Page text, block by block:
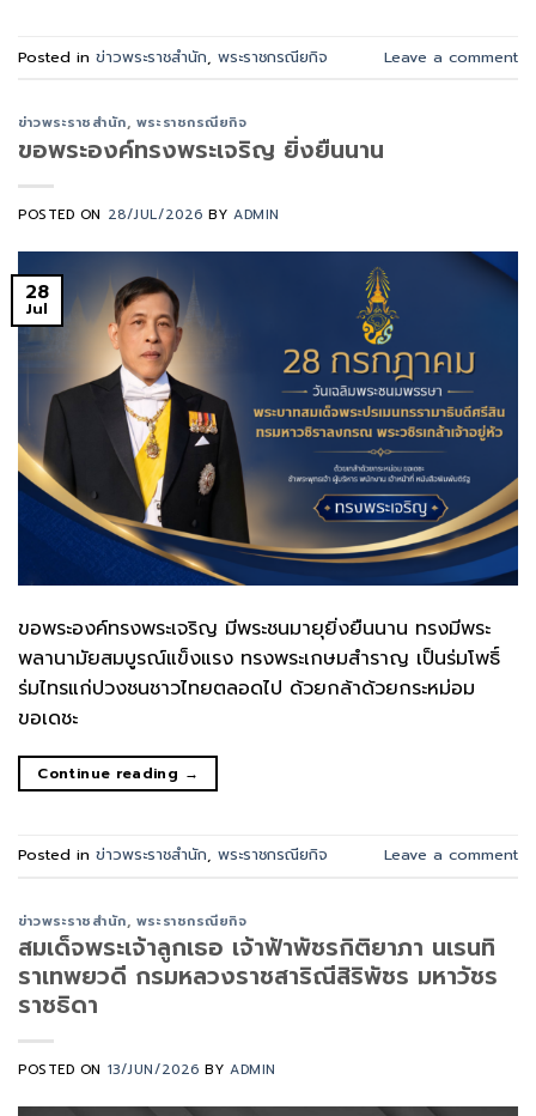
Posted in ข่าวพระราชสำนัก, พระราชกรณียกิจ Leave a comment
ข่าวพระราชสำนัก, พระราชกรณียกิจ
ขอพระองค์ทรงพระเจริญ ยิ่งยืนนาน
POSTED ON 28/JUL/2026 BYADMIN
28
Jul
ขอพระองค์ทรงพระเจริญ มีพระชนมายุยิ่งยืนนาน ทรงมีพระ
พลานามัยสมบูรณ์แข็งแรง ทรงพระเกษมสำราญ เป็นร่มโพธิ์
ร่มไทรแก่ปวงชนชาวไทยตลอดไป ด้วยกล้าด้วยกระหม่อม
ขอเดชะ
Continue reading →
Posted in ข่าวพระราชสำนัก, พระราชกรณียกิจ Leave a comment
ข่าวพระราชสำนัก, พระราชกรณียกิจ
สมเด็จพระเจ้าลูกเธอ เจ้าฟ้าพัชรกิติยาภา นเรนทิ
ราเทพยวดี กรมหลวงราชสาริณีสิริพัชร มหาวัชร
ราชธิดา
POSTED ON 13/JUN/2026 BYADMIN